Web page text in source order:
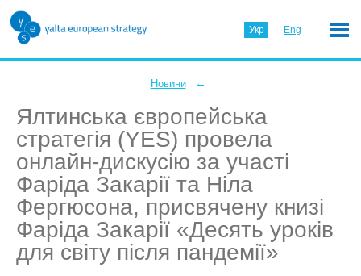
Укр Eng
Новини ←
Ялтинська європейська
стратегія (YES) провела
онлайн-дискусію за участі
Фаріда Закарії та Ніла
Фергюсона, присвячену книзі
Фаріда Закарії «Десять уроків
для світу після пандемії»